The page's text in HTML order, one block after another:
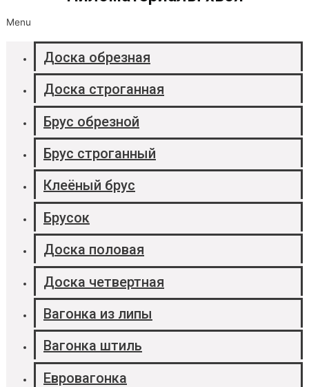
Menu
Доска обрезная
Доска строганная
Брус обрезной
Брус строганный
Клеёный брус
Брусок
Доска половая
Доска четвертная
Вагонка из липы
Вагонка штиль
Евровагонка